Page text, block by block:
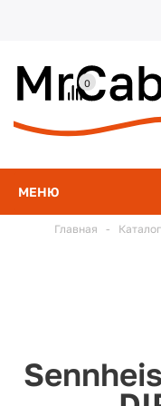
МЕНЮ
0
Главная - Каталог